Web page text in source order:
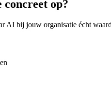
op?
AI bij jouw organisatie écht